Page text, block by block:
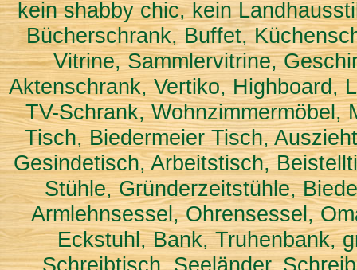
kein shabby chic, kein
Bücherschrank, Buffet,
Vitrine, Sammlervitrine,
Aktenschrank, Vertiko, Highboard,
TV-Schrank, Wohnzimmermöbel,
Tisch, Biedermeier Tisch,
Gesindetisch, Arbeitstisch,
Stühle, Gründerzeitstühle,
Armlehnsessel, Ohrensessel,
Eckstuhl, Bank, Truhenbank,
Schreibtisch, Seeländer,